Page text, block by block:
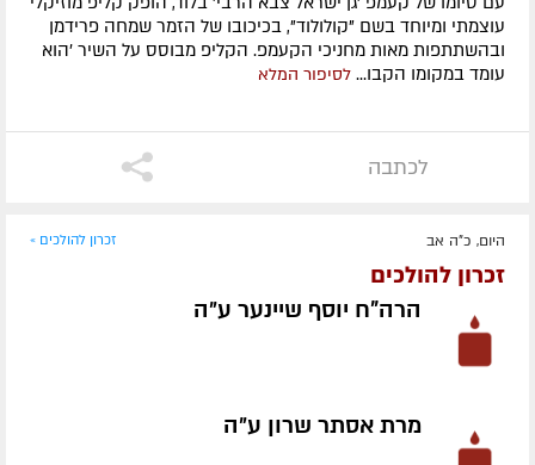
עוצמתי ומיוחד בשם "קולולוד", בכיכובו של הזמר שמחה פרידמן
ובהשתתפות מאות מחניכי הקעמפ. הקליפ מבוסס על השיר 'הוא
עומד במקומו הקבו... לסיפור המלא
לכתבה
היום, כ"ה אב זכרון להולכים »
זכרון להולכים
הרה"ח יוסף שיינער ע״ה
מרת אסתר שרון ע״ה